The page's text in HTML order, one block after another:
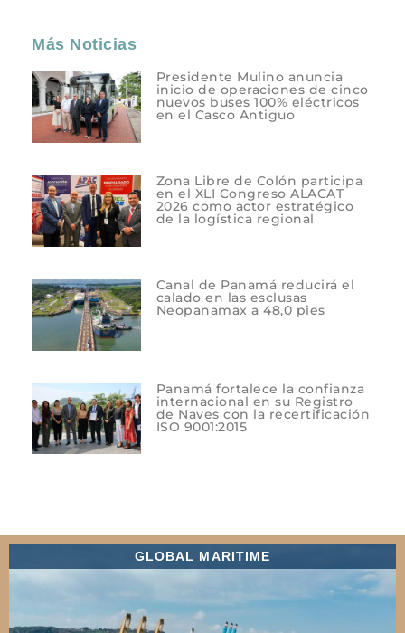
Más Noticias
Presidente Mulino anuncia
inicio de operaciones de cinco
nuevos buses 100% eléctricos
en el Casco Antiguo
Zona Libre de Colón participa
en el XLI Congreso ALACAT
2026 como actor estratégico
de la logística regional
Canal de Panamá reducirá el
calado en las esclusas
Neopanamax a 48,0 pies
Panamá fortalece la confianza
internacional en su Registro
de Naves con la recertificación
ISO 9001:2015
GLOBAL MARITIME